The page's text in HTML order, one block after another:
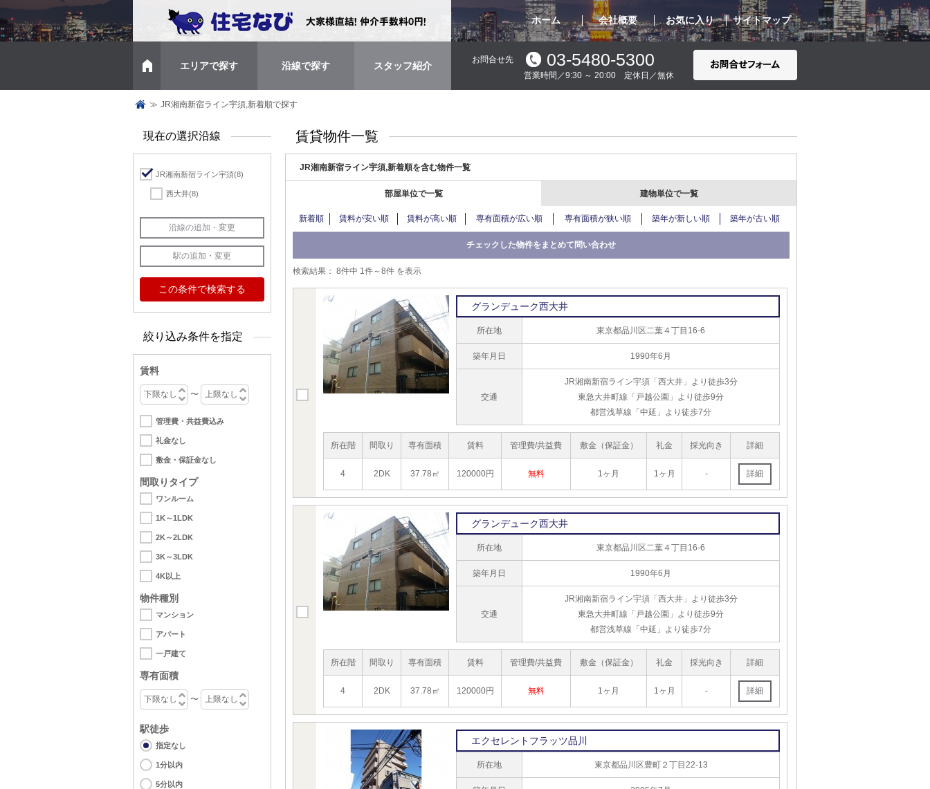
ホーム 会社概要 お気に入り サイトマップ
エリアで探す 沿線で探す スタッフ紹介
お問合せ先 03-5480-5300
営業時間／9:30 ～ 20:00 定休日／無休
トップページ
≫ JR湘南新宿ライン宇須,新着順で探す
賃貸物件一覧
JR湘南新宿ライン宇須,新着順を含む物件一覧
部屋単位で一覧 建物単位で一覧
新着順 賃料が安い順 賃料が高い順 専有面積が広い順 専有面積が狭い順 築年が新しい順 築年が古い順
検索結果： 8件中 1件～8件 を表示
グランデューク西大井
所在地 東京都品川区二葉４丁目16-6
築年月日 1990年6月
交通
JR湘南新宿ライン宇須「西大井」より徒歩3分
東急大井町線「戸越公園」より徒歩9分
都営浅草線「中延」より徒歩7分
所在階 間取り 専有面積 賃料 管理費/共益費 敷金（保証金） 礼金 採光向き 詳細
4 2DK 37.78㎡ 120000円 無料 1ヶ月 1ヶ月 -
グランデューク西大井
所在地 東京都品川区二葉４丁目16-6
築年月日 1990年6月
交通
JR湘南新宿ライン宇須「西大井」より徒歩3分
東急大井町線「戸越公園」より徒歩9分
都営浅草線「中延」より徒歩7分
所在階 間取り 専有面積 賃料 管理費/共益費 敷金（保証金） 礼金 採光向き 詳細
4 2DK 37.78㎡ 120000円 無料 1ヶ月 1ヶ月 -
エクセレントフラッツ品川
所在地 東京都品川区豊町２丁目22-13
現在の選択沿線
JR湘南新宿ライン宇須(8)
西大井(8)
絞り込み条件を指定
賃料
〜
管理費・共益費込み
礼金なし
敷金・保証金なし
間取りタイプ
ワンルーム
1K～1LDK
2K～2LDK
3K～3LDK
4K以上
物件種別
マンション
アパート
一戸建て
専有面積
〜
駅徒歩
指定なし
1分以内
5分以内